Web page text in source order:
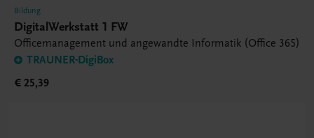
Bildung
DigitalWerkstatt 1 FW
Officemanagement und angewandte Informatik (Office 365)
TRAUNER-DigiBox
€ 25,39